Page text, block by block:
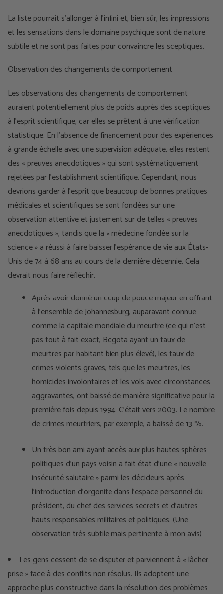
La liste pourrait s’allonger à l’infini et, bien sûr, les impressions
et les sensations dans le domaine psychique sont de nature
subtile et ne sont pas faites pour convaincre les sceptiques.
Observation des changements de comportement
Les observations des changements de comportement
auraient potentiellement plus de poids auprès des sceptiques
à l'esprit scientifique, car elles se prêtent à une vérification
statistique. En l'absence de financement pour des expériences
à grande échelle avec une supervision adéquate, elles restent
des « preuves anecdotiques » qui sont systématiquement
rejetées par l'establishment scientifique. Cependant, nous
devrions garder à l'esprit que beaucoup de bonnes pratiques
médicales et scientifiques se sont fondées sur une
observation attentive et justement sur de telles « preuves
anecdotiques », tandis que la « médecine fondée sur la
science » a réussi à faire baisser l'espérance de vie aux États-
Unis de 74 à 68 ans au cours de la dernière décennie. Cela
devrait nous faire réfléchir.
Après avoir donné un coup de pouce majeur en offrant
à l’ensemble de Johannesburg, auparavant connue
comme la capitale mondiale du meurtre (ce qui n’est
pas tout à fait exact, Bogota ayant un taux de
meurtres par habitant bien plus élevé), les taux de
crimes violents graves, tels que les meurtres, les
homicides involontaires et les vols avec circonstances
aggravantes, ont baissé de manière significative pour la
première fois depuis 1994. C'était vers 2003. Le nombre
de crimes meurtriers, par exemple, a baissé de 13 %.
Un très bon ami ayant accès aux plus hautes sphères
politiques d’un pays voisin a fait état d’une « nouvelle
insécurité salutaire » parmi les décideurs après
l’introduction d’orgonite dans l’espace personnel du
président, du chef des services secrets et d’autres
hauts responsables militaires et politiques. (Une
observation très subtile mais pertinente à mon avis)
Les gens cessent de se disputer et parviennent à « lâcher
prise » face à des conflits non résolus. Ils adoptent une
approche plus constructive dans la résolution des problèmes